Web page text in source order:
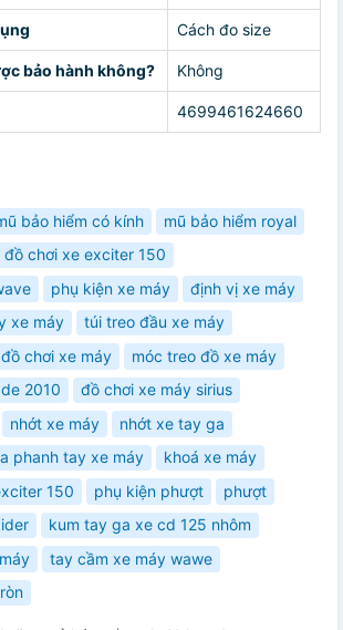
Cách đo size
bảo hành không? Không
4699461624660
bảo hiểm có kính
mũ bảo hiểm royal
đồ chơi xe exciter 150
phụ kiện xe máy
định vị xe máy
xe máy
túi treo đầu xe máy
đồ chơi xe máy
móc treo đồ xe máy
2010
đồ chơi xe máy sirius
nhớt xe máy
nhớt xe tay ga
phanh tay xe máy
khoá xe máy
150
phụ kiện phượt
phượt
kum tay ga xe cd 125 nhôm
tay cầm xe máy wawe